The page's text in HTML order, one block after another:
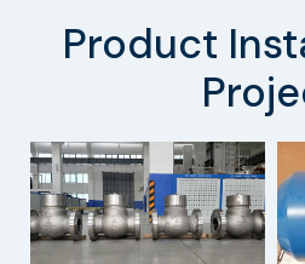
Product